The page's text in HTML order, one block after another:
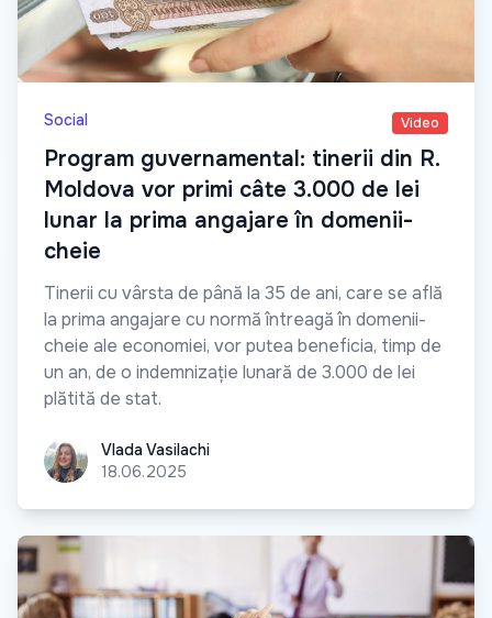
Social Video
Program guvernamental: tinerii din R.
Moldova vor primi câte 3.000 de lei
lunar la prima angajare în domenii-
cheie
Tinerii cu vârsta de până la 35 de ani, care se află
la prima angajare cu normă întreagă în domenii-
cheie ale economiei, vor putea beneficia, timp de
un an, de o indemnizație lunară de 3.000 de lei
plătită de stat.
Vlada Vasilachi
Vlada Vasilachi
18.06.2025